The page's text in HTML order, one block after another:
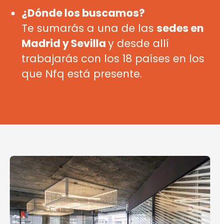
¿Dónde los buscamos?
Te sumarás a una de las sedes en
Madrid y Sevillay desde allí
trabajarás con los 18 países en los
que Nfq está presente.